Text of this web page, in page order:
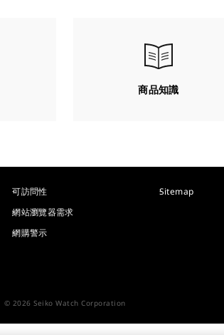
商品知識
可訪問性
網站瀏覽器需求
網購警示
Sitemap
© 2026 Seiko Watch Corporation